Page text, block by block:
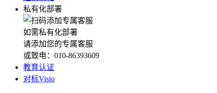
私有化部署
如需私有化部署
请添加您的专属客服
或致电：010-86393609
教育认证
对标Visio